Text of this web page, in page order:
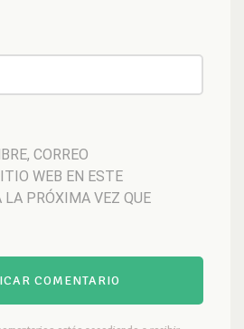
CORREO
WEB EN ESTE
LA PRÓXIMA VEZ QUE